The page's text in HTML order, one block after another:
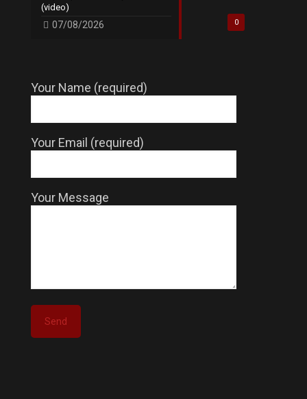
0
(video)
07/08/2026
Your Name (required)
Your Email (required)
Your Message